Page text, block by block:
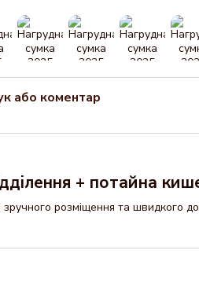
або коментар
+ потайна
розміщення та швидкого